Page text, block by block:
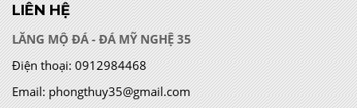
LIÊN HỆ
LĂNG MỘ ĐÁ - ĐÁ MỸ NGHỆ 35
Điện thoại: 0912984468
Email: phongthuy35@gmail.com